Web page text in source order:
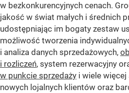
w bezkonkurencyjnych cenach.
jakość w świat małych i średnich
udostępniając im bogaty zestaw
możliwość tworzenia
i analiza danych sprzedażowych,
i rozliczeń, system rezerwacyjny
w punkcie sprzedaży i wiele
nowych lojalnych klientów oraz